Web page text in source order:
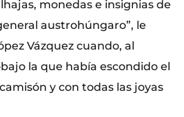
monedas e insignias de
austrohúngaro”, le
Vázquez cuando, al
la que había escondido el
y con todas las joyas